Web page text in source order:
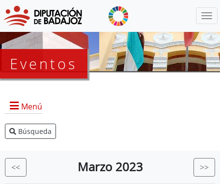
Eventos
Menú
Agenda Presidencia
Eventos
Búsqueda
<< Marzo 2023 >>